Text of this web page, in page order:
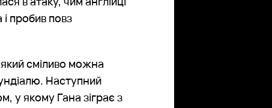
пробив повз
сміливо можна
Наступний
у якому Гана зіграє з